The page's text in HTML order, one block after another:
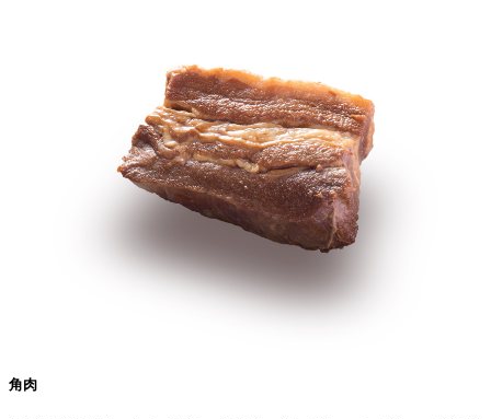
角肉